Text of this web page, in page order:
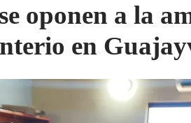
oponen a la
en